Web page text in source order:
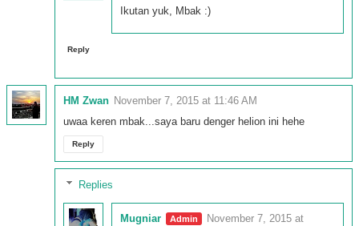
Ikutan yuk, Mbak :)
Reply
HM Zwan November 7, 2015 at 11:46 AM
uwaa keren mbak...saya baru denger helion ini hehe
Reply
Replies
Mugniar
November 7, 2015 at